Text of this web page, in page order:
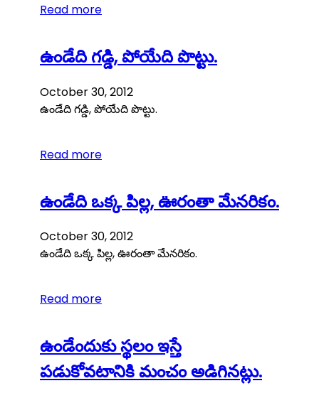
Read more
ఉండేది గడ్డి, పోయేది పొట్టు.
October 30, 2012
ఉండేది గడ్డి, పోయేది పొట్టు.
Read more
ఉండేది ఒక్క పిల్ల, ఊరంతా మేనరికం.
October 30, 2012
ఉండేది ఒక్క పిల్ల, ఊరంతా మేనరికం.
Read more
ఉండేందుకు స్థలం ఇస్తే
పడుకోవటానికి మంచం అడిగినట్లు.